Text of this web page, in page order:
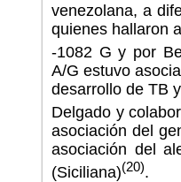
venezolana, a
quienes hallaron
-1082 G y por
A/G estuvo
desarrollo de TB
Delgado y
asociación del
asociación del
(Siciliana)(20).